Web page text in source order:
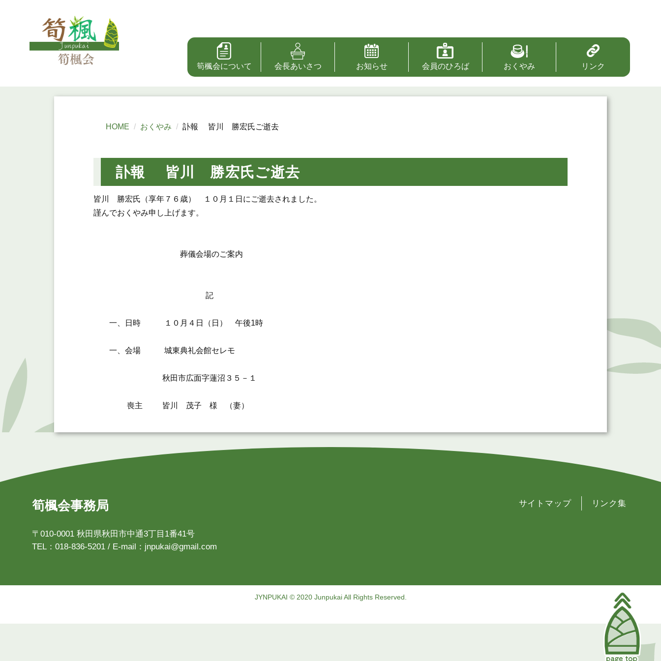
筍楓会について 会長あいさつ お知らせ 会員のひろば おくやみ リンク
HOME おくやみ 訃報 皆川 勝宏氏ご逝去
訃報 皆川 勝宏氏ご逝去
皆川 勝宏氏（享年７６歳） １０月１日にご逝去されました。
謹んでおくやみ申し上げます。
葬儀会場のご案内
記
一、日時 １０月４日（日） 午後1時
一、会場 城東典礼会館セレモ
秋田市広面字蓮沼３５－１
喪主 皆川 茂子 様 （妻）
サイトマップ リンク集
筍楓会事務局
〒010-0001 秋田県秋田市中通3丁目1番41号
TEL：018-836-5201 / E-mail：jnpukai@gmail.com
JYNPUKAI © 2020 Junpukai All Rights Reserved.